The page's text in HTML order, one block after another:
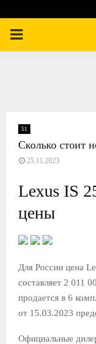
П
В
И
Ч
Н
О
Е
51
Сколько стоит
25.11.2023
Lexus IS
цены
Для России цена
составляет 2 011
продается в 6
от 15.03.2023
Официальные